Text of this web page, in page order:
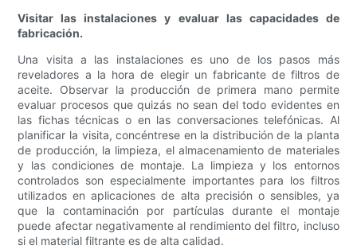
Visitar las instalaciones y evaluar las capacidades de
fabricación.
Una visita a las instalaciones es uno de los pasos más
reveladores a la hora de elegir un fabricante de filtros de
aceite. Observar la producción de primera mano permite
evaluar procesos que quizás no sean del todo evidentes en
las fichas técnicas o en las conversaciones telefónicas. Al
planificar la visita, concéntrese en la distribución de la planta
de producción, la limpieza, el almacenamiento de materiales
y las condiciones de montaje. La limpieza y los entornos
controlados son especialmente importantes para los filtros
utilizados en aplicaciones de alta precisión o sensibles, ya
que la contaminación por partículas durante el montaje
puede afectar negativamente al rendimiento del filtro, incluso
si el material filtrante es de alta calidad.